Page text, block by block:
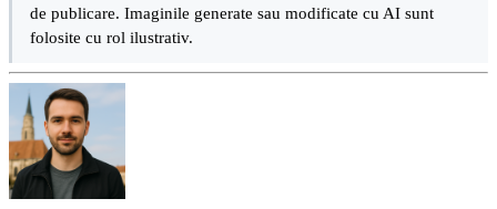
de publicare. Imaginile generate sau modificate cu AI sunt
folosite cu rol ilustrativ.